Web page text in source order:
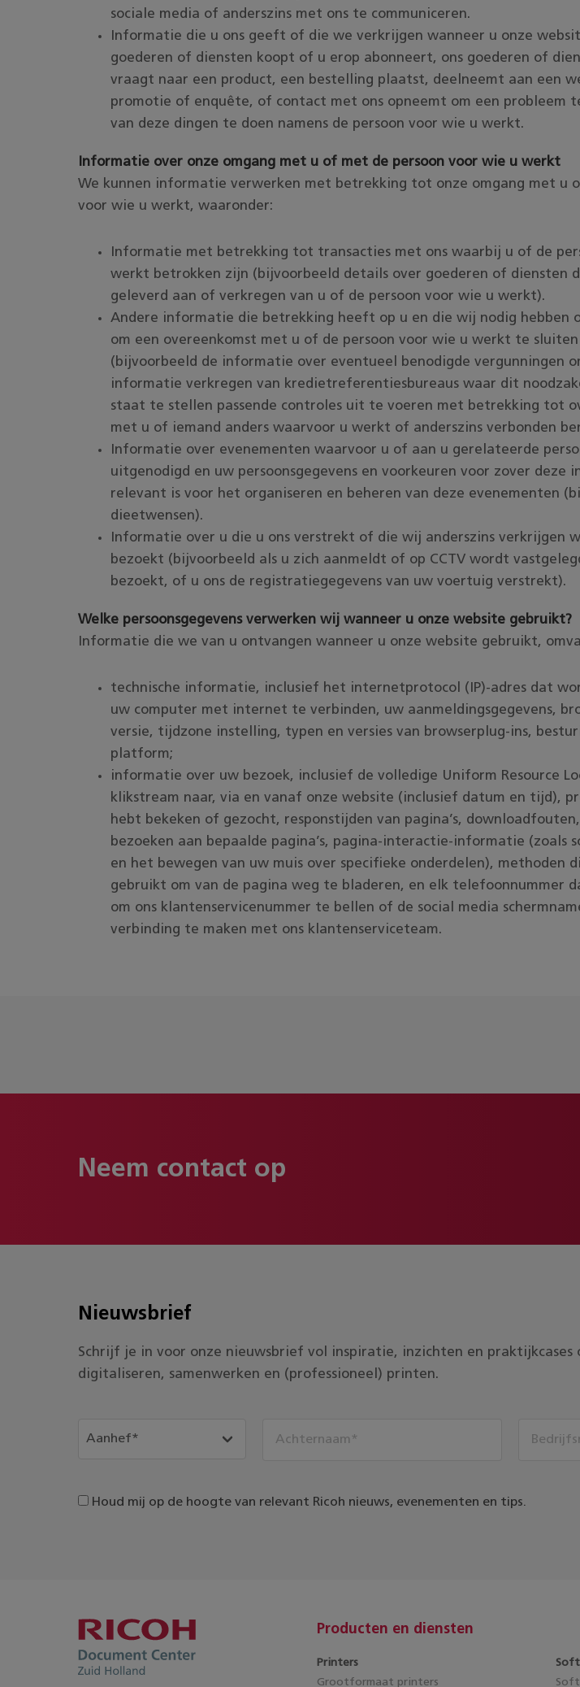
sociale media of anderszins met ons te communiceren.
Informatie die u ons geeft of die we verkrijgen wanneer u onze
goederen of diensten koopt of u erop abonneert, ons goederen of
vraagt naar een product, een bestelling plaatst, deelneemt aan een
promotie of enquête, of contact met ons opneemt om een probleem
van deze dingen te doen namens de persoon voor wie u werkt.
Informatie over onze omgang met u of met de persoon voor wie u werkt
We kunnen informatie verwerken met betrekking tot onze omgang met u
voor wie u werkt, waaronder:
Informatie met betrekking tot transacties met ons waarbij u of de
werkt betrokken zijn (bijvoorbeeld details over goederen of diensten
geleverd aan of verkregen van u of de persoon voor wie u werkt).
Andere informatie die betrekking heeft op u en die wij nodig hebben
om een overeenkomst met u of de persoon voor wie u werkt te
(bijvoorbeeld de informatie over eventueel benodigde vergunningen
informatie verkregen van kredietreferentiesbureaus waar dit
staat te stellen passende controles uit te voeren met betrekking tot
met u of iemand anders waarvoor u werkt of anderszins verbonden
Informatie over evenementen waarvoor u of aan u gerelateerde
uitgenodigd en uw persoonsgegevens en voorkeuren voor zover deze
relevant is voor het organiseren en beheren van deze evenementen
dieetwensen).
Informatie over u die u ons verstrekt of die wij anderszins verkrijgen
bezoekt (bijvoorbeeld als u zich aanmeldt of op CCTV wordt
bezoekt, of u ons de registratiegegevens van uw voertuig verstrekt).
Welke persoonsgegevens verwerken wij wanneer u onze website gebruikt?
Informatie die we van u ontvangen wanneer u onze website gebruikt,
technische informatie, inclusief het internetprotocol (IP)-adres dat
uw computer met internet te verbinden, uw aanmeldingsgegevens,
versie, tijdzone instelling, typen en versies van browserplug-ins,
platform;
informatie over uw bezoek, inclusief de volledige Uniform Resource
klikstream naar, via en vanaf onze website (inclusief datum en tijd),
hebt bekeken of gezocht, responstijden van pagina’s,
bezoeken aan bepaalde pagina’s, pagina-interactie-informatie (zoals
en het bewegen van uw muis over specifieke onderdelen), methoden
gebruikt om van de pagina weg te bladeren, en elk telefoonnummer
om ons klantenservicenummer te bellen of de social media
verbinding te maken met ons klantenserviceteam.
Neem contact op
Nieuwsbrief
Schrijf je in voor onze nieuwsbrief vol inspiratie, inzichten en
digitaliseren, samenwerken en (professioneel) printen.
Houd mij op de hoogte van relevant Ricoh nieuws, evenementen en tips.
Producten en diensten
Printers
Grootformaat printers